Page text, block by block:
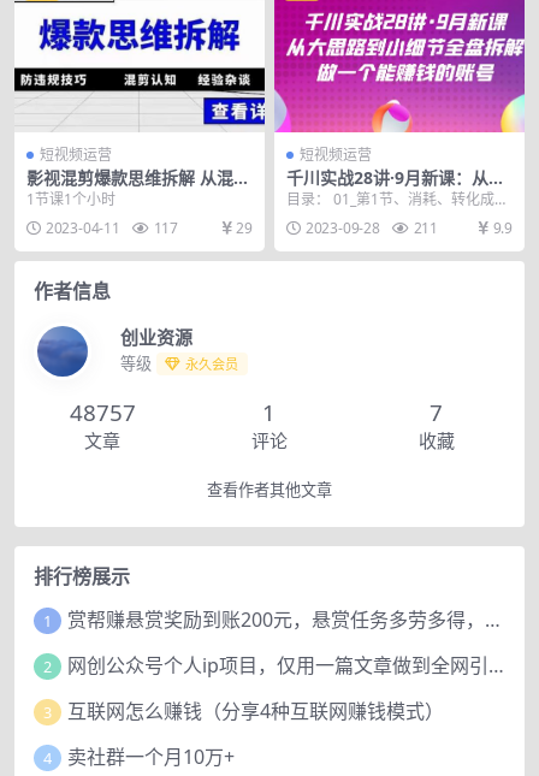
短视频运营
影视混剪爆款思维拆解 从混剪
认知到0粉小号案例 讲防违规
1节课1个小时
2023-04-11
117 29
短视频运营
千川实战28讲·9月新课：从大
思路到小细节全盘拆解，做一
目录： 01_第1节、消耗、转化成
本、出价之间的关系 02第2节、点
击率、转化率...
2023-09-28 211 9.9
作者信息
创业资源
等级 永久会员
48757
文章
1
评论
7
收藏
查看作者其他文章
排行榜展示
1 赏帮赚悬赏奖励到账200元，悬赏任务多劳多得，人人可做。
2 网创公众号个人ip项目，仅用一篇文章做到全网引流！
3 互联网怎么赚钱（分享4种互联网赚钱模式）
4 卖社群一个月10万+